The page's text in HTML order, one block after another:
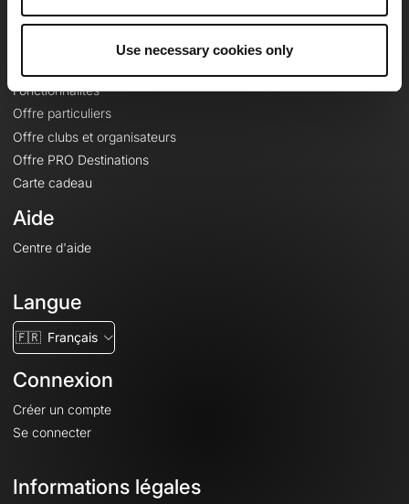
Use necessary cookies only
Fonctionnalités
Offre particuliers
Offre clubs et organisateurs
Offre PRO Destinations
Carte cadeau
Aide
Centre d'aide
Langue
🇫🇷 Français
Connexion
Créer un compte
Se connecter
Informations légales